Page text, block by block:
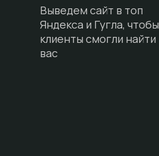
Выведем сайт в топ
Яндекса и Гугла, чтобы
клиенты смогли найти
вас